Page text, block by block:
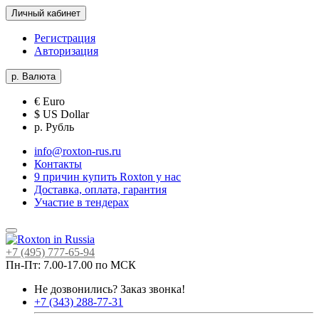
Личный кабинет
Регистрация
Авторизация
р. Валюта
€ Euro
$ US Dollar
р. Рубль
info@roxton-rus.ru
Контакты
9 причин купить Roxton у нас
Доставка, оплата, гарантия
Участие в тендерах
+7 (495) 777-65-94
Пн-Пт: 7.00-17.00 по МСК
Не дозвонились? Заказ звонка!
+7 (343) 288-77-31